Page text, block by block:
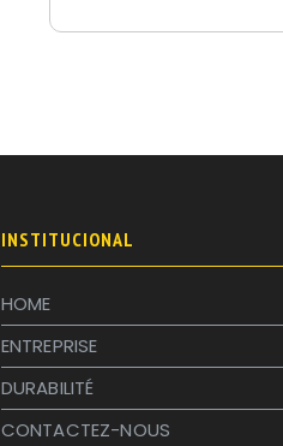
INSTITUCIONAL
HOME
ENTREPRISE
DURABILITÉ
CONTACTEZ-NOUS